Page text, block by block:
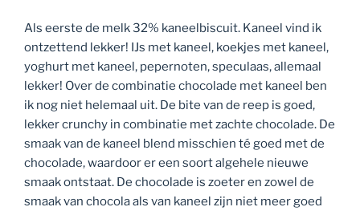
Als eerste de melk 32% kaneelbiscuit. Kaneel vind ik
ontzettend lekker! IJs met kaneel, koekjes met kaneel,
yoghurt met kaneel, pepernoten, speculaas, allemaal
lekker! Over de combinatie chocolade met kaneel ben
ik nog niet helemaal uit. De bite van de reep is goed,
lekker crunchy in combinatie met zachte chocolade. De
smaak van de kaneel blend misschien té goed met de
chocolade, waardoor er een soort algehele nieuwe
smaak ontstaat. De chocolade is zoeter en zowel de
smaak van chocola als van kaneel zijn niet meer goed